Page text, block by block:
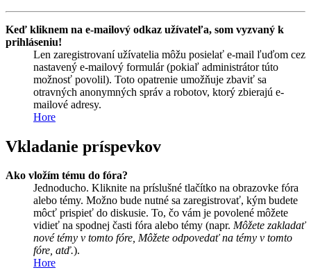
Keď kliknem na e-mailový odkaz užívateľa, som vyzvaný k
prihláseniu!
Len zaregistrovaní užívatelia môžu posielať e-mail ľuďom cez
nastavený e-mailový formulár (pokiaľ administrátor túto
možnosť povolil). Toto opatrenie umožňuje zbaviť sa
otravných anonymných správ a robotov, ktorý zbierajú e-
mailové adresy.
Hore
Vkladanie príspevkov
Ako vložím tému do fóra?
Jednoducho. Kliknite na príslušné tlačítko na obrazovke fóra
alebo témy. Možno bude nutné sa zaregistrovať, kým budete
môcť prispieť do diskusie. To, čo vám je povolené môžete
vidieť na spodnej časti fóra alebo témy (napr. Môžete zakladať
nové témy v tomto fóre, Môžete odpovedať na témy v tomto
fóre, atď.).
Hore